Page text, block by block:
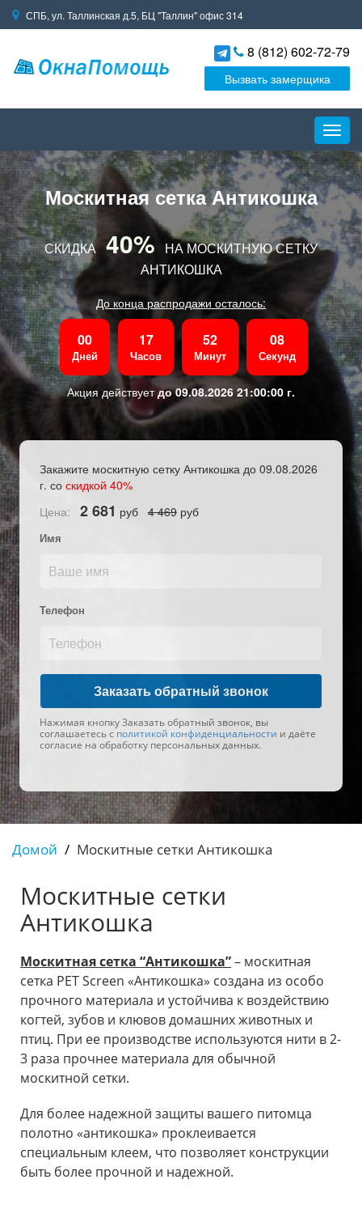
СПБ, ул. Таллинская д.5, БЦ "Таллин" офис 314
8 (812) 602-72-79
Вызвать замерщика
Москитная сетка Антикошка
СКИДКА40% НА МОСКИТНУЮ СЕТКУ
АНТИКОШКА
До конца распродажи осталось:
00
Дней
17
Часов
52
Минут
07
Секунд
Акция действуетдо 09.08.2026 21:00:00 г.
Закажите москитную сетку Антикошка до 09.08.2026
г. со скидкой 40%
Цена:
2 681 руб 4 469 руб
Имя
Телефон
Нажимая кнопку Заказать обратный звонок, вы
соглашаетесь с политикой конфиденциальности и даёте
согласие на обработку персональных данных.
Домой Москитные сетки Антикошка
Москитные сетки
Антикошка
Москитная сетка “Антикошка”– москитная
сетка PET Screen «Антикошка» создана из особо
прочного материала и устойчива к воздействию
когтей, зубов и клювов домашних животных и
птиц. При ее производстве используются нити в 2-
3 раза прочнее материала для обычной
москитной сетки.
Для более надежной защиты вашего питомца
полотно «антикошка» проклеивается
специальным клеем, что позволяет конструкции
быть более прочной и надежной.